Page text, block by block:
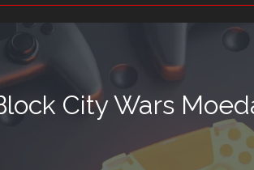
City Wars